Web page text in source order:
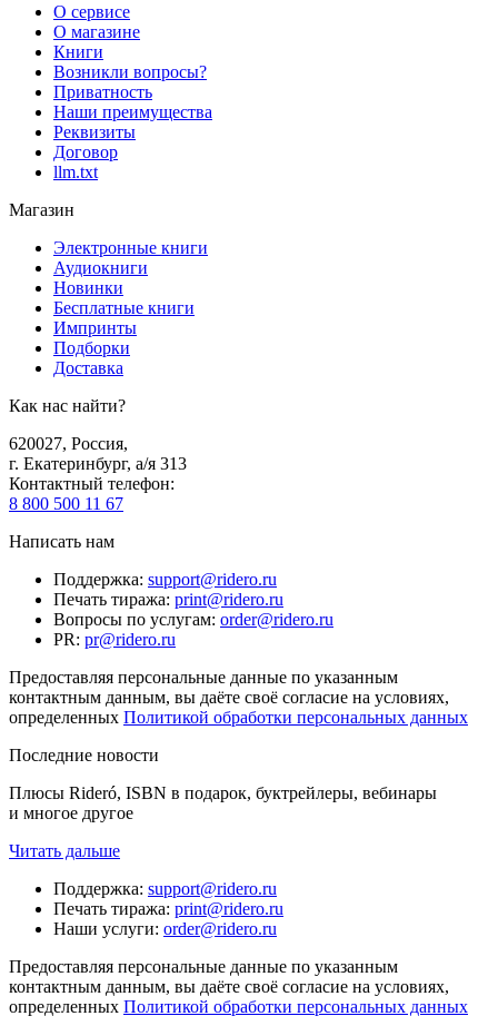
О сервисе
О магазине
Книги
Возникли вопросы?
Приватность
Наши преимущества
Реквизиты
Договор
llm.txt
Магазин
Электронные книги
Аудиокниги
Новинки
Бесплатные книги
Импринты
Подборки
Доставка
Как нас найти?
620027, Россия,
г. Екатеринбург, а/я 313
Контактный телефон:
8 800 500 11 67
Написать нам
Поддержка: support@ridero.ru
Печать тиража: print@ridero.ru
Вопросы по услугам: order@ridero.ru
PR: pr@ridero.ru
Предоставляя персональные данные по указанным
контактным данным, вы даёте своё согласие на условиях,
определенных Политикой обработки персональных данных
Последние новости
Плюсы Rideró, ISBN в подарок, буктрейлеры, вебинары
и многое другое
Читать дальше
Поддержка: support@ridero.ru
Печать тиража: print@ridero.ru
Наши услуги: order@ridero.ru
Предоставляя персональные данные по указанным
контактным данным, вы даёте своё согласие на условиях,
определенных Политикой обработки персональных данных